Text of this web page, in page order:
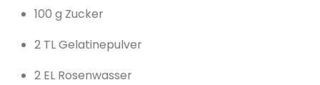
100 g Zucker
2 TL Gelatinepulver
2 EL Rosenwasser